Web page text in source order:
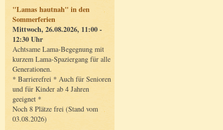
"Lamas hautnah" in den
Sommerferien
Mittwoch, 26.08.2026, 11:00 -
12:30 Uhr
Achtsame Lama-Begegnung mit
kurzem Lama-Spaziergang für alle
Generationen.
* Barrierefrei * Auch für Senioren
und für Kinder ab 4 Jahren
geeignet *
Noch 8 Plätze frei (Stand vom
03.08.2026)